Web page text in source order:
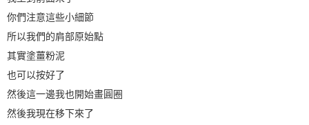
你們注意這些小細節
所以我們的肩部原始點
其實塗薑粉泥
也可以按好了
然後這一邊我也開始畫圓圈
然後我現在移下來了